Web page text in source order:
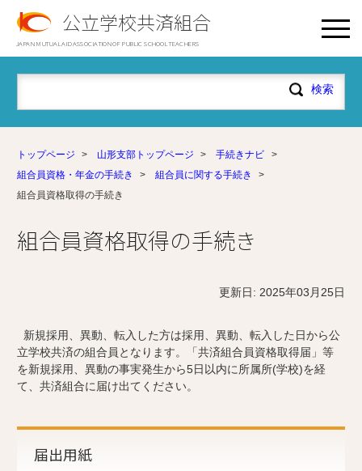
公立学校共済組合
JAPAN MUTUAL AID ASSOCIATION OF PUBLIC SCHOOL TEACHERS
トップページ > 山形支部トップページ > 手続きナビ
>
組合員資格・年金の手続き
> 組合員に関する手続き
>
組合員資格取得の手続き
組合員資格取得の手続き
更新日: 2025年03月25日
新規採用、異動、転入した方は採用、異動、転入した日から公
立学校共済の組合員となります。「共済組合員資格取得届」等
を新規採用、異動の事実発生から5日以内に所属所(学校)を経
て、共済組合に届け出てください。
届出用紙